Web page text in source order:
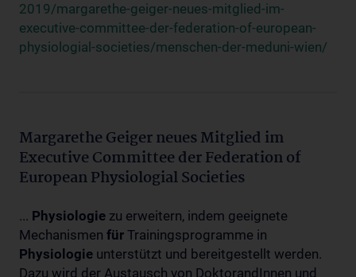
2019/margarethe-geiger-neues-mitglied-im-
executive-committee-der-federation-of-european-
physiologial-societies/menschen-der-meduni-wien/
Margarethe Geiger neues Mitglied im
Executive Committee der Federation of
European Physiologial Societies
... Physiologie zu erweitern, indem geeignete
Mechanismen für Trainingsprogramme in
Physiologie unterstützt und bereitgestellt werden.
Dazu wird der Austausch von DoktorandInnen und